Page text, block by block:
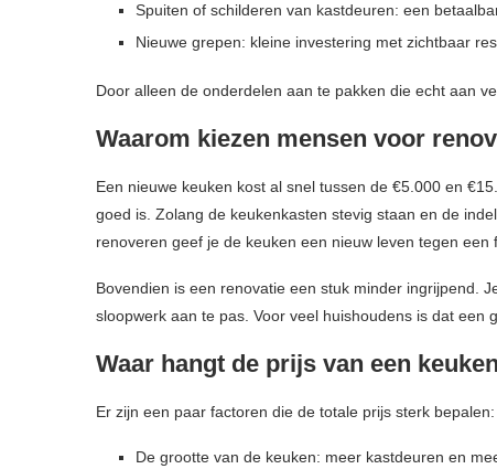
Spuiten of schilderen van kastdeuren: een
Nieuwe grepen: kleine investering met zichtbaar
Door alleen de onderdelen aan te pakken die echt aan
Waarom kiezen mensen voor
Een nieuwe keuken kost al snel tussen de €5.000 en
goed is. Zolang de keukenkasten stevig staan en de
renoveren geef je de keuken een nieuw leven tegen een
Bovendien is een renovatie een stuk minder ingrijpend.
sloopwerk aan te pas. Voor veel huishoudens is dat een
Waar hangt de prijs van een
Er zijn een paar factoren die de totale prijs sterk bepalen:
De grootte van de keuken: meer kastdeuren en